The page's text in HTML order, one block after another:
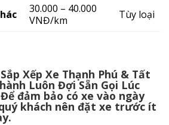
30.000 – 40.000
VNĐ/km
Tùy loại
Xếp Xe Thạnh Phú & Tất
Luôn Đợi Sẵn Gọi Lúc
đảm bảo có xe vào ngày
khách nên đặt xe trước ít